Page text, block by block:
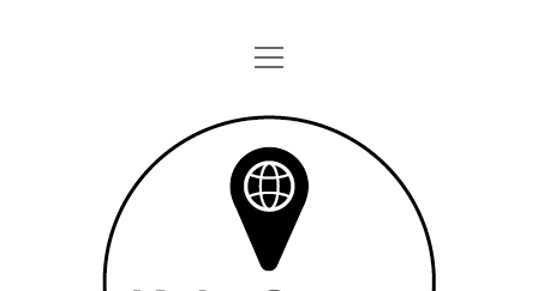
STARTSEITE
ONE DAY IN
TAGEBÜCHER
ÜBER MICH
DATENSCHUTZ
Menü
öffnen
Kyle
Stone